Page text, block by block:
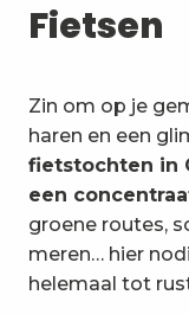
2
3
4
5
6
Fietsen
Zin om op je
haren en een
fietstochten in
een
groene routes,
meren… hier
helemaal tot